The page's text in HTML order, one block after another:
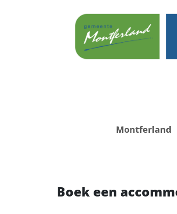
Montferland
Boek een